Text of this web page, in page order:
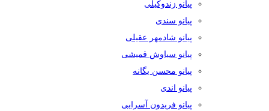
پیانو زندوکیلی
پیانو سندی
پیانو شادمهر عقیلی
پیانو سیاوش قمیشی
پیانو محسن یگانه
پیانو اندی
پیانو فریدون آسرایی